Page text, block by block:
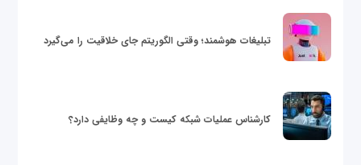
تبلیغات هوشمند؛ وقتی الگوریتم جای خلاقیت را می‌گیرد
کارشناس عملیات شبکه کیست و چه وظایفی دارد؟